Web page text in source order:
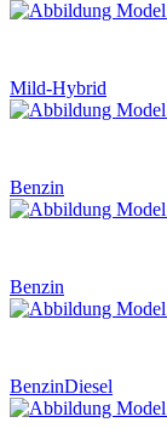
Mild-Hybrid
Benzin
Benzin
BenzinDiesel